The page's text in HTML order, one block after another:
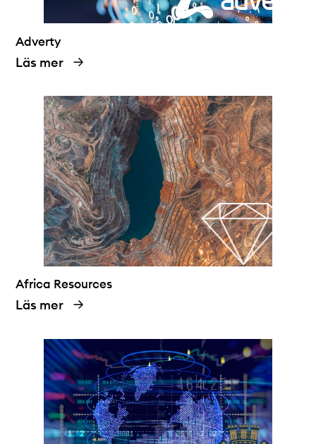
Adverty
Läs mer
Africa Resources
Läs mer